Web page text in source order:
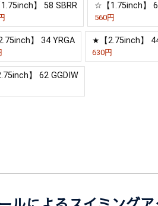
】 58 SBRR ☆【1.75inch】
560円
】 34 YRGA ★【2.75inch】
630円
】 62 GGDIW